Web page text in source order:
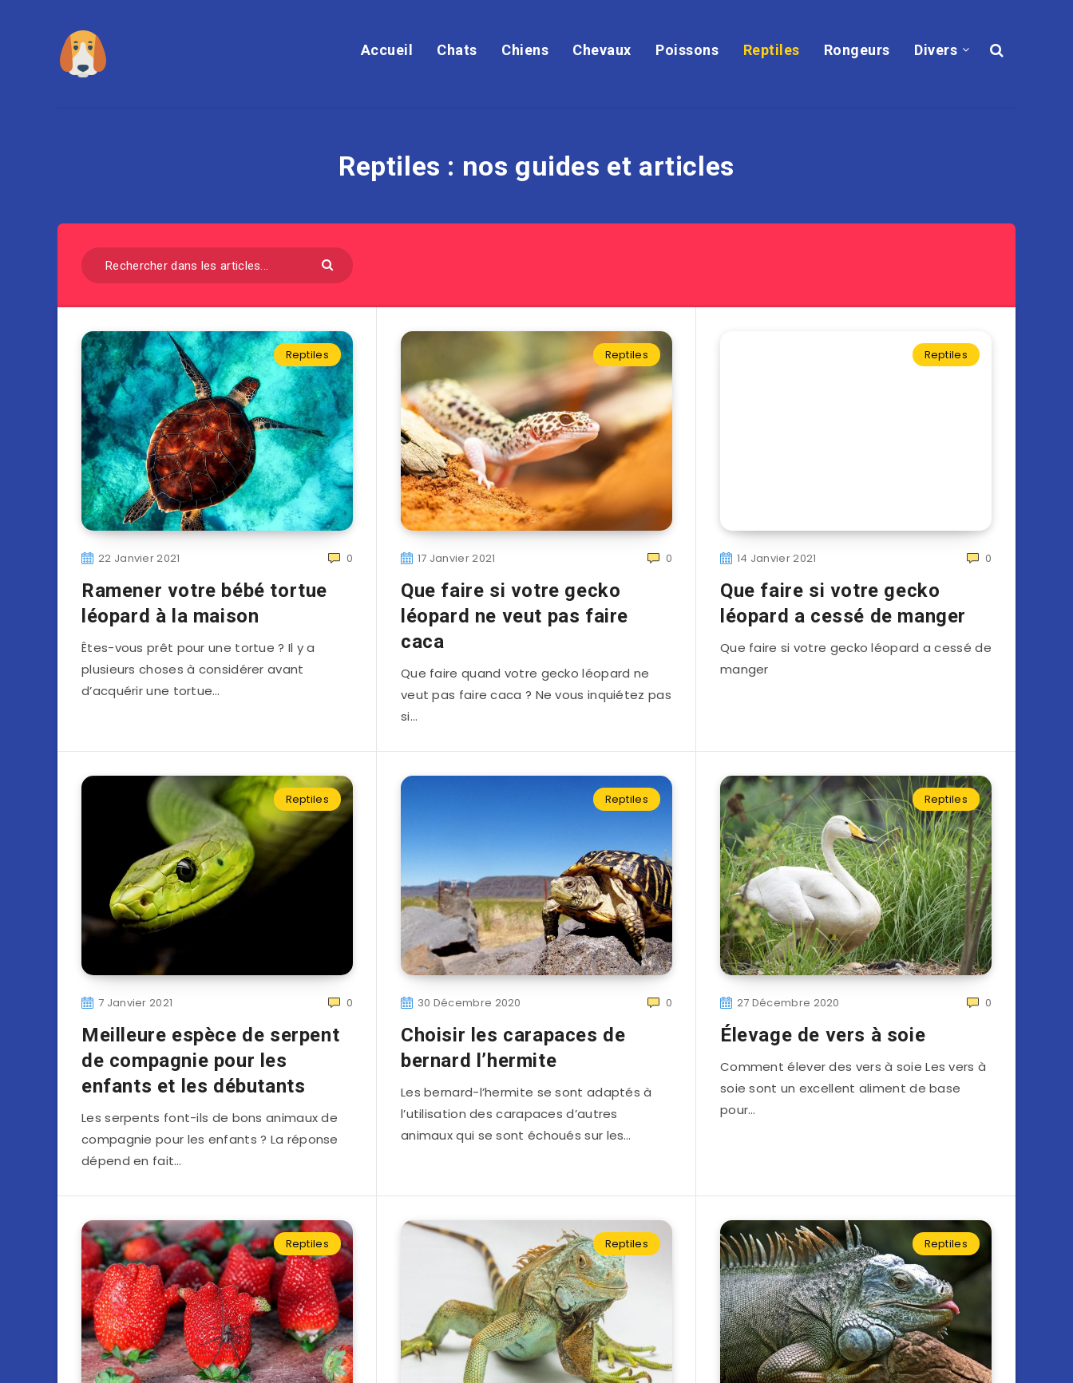
Accueil Chats Chiens Chevaux Poissons Reptiles Rongeurs Divers
Reptiles : nos guides et articles
Reptiles
22 Janvier 2021 0
Ramener votre bébé tortue
léopard à la maison
Êtes-vous prêt pour une tortue ? Il y a
plusieurs choses à considérer avant
d’acquérir une tortue…
Reptiles
17 Janvier 2021 0
Que faire si votre gecko
léopard ne veut pas faire
caca
Que faire quand votre gecko léopard ne
veut pas faire caca ? Ne vous inquiétez pas
si…
Reptiles
14 Janvier 2021 0
Que faire si votre gecko
léopard a cessé de manger
Que faire si votre gecko léopard a cessé de
manger
Reptiles
7 Janvier 2021 0
Meilleure espèce de serpent
de compagnie pour les
enfants et les débutants
Les serpents font-ils de bons animaux de
compagnie pour les enfants ? La réponse
dépend en fait…
Reptiles
30 Décembre 2020 0
Choisir les carapaces de
bernard l’hermite
Les bernard-l’hermite se sont adaptés à
l’utilisation des carapaces d’autres
animaux qui se sont échoués sur les…
Reptiles
27 Décembre 2020 0
Élevage de vers à soie
Comment élever des vers à soie Les vers à
soie sont un excellent aliment de base
pour…
Reptiles Reptiles Reptiles